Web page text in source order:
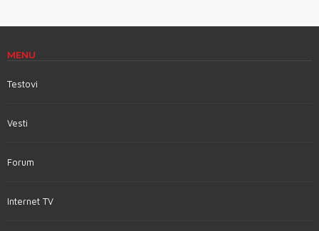
MENU
Testovi
Vesti
Forum
Internet TV